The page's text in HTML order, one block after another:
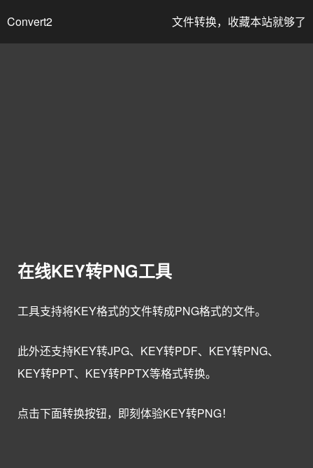
Convert2 文件转换，收藏本站就够了
在线KEY转PNG工具
工具支持将KEY格式的文件转成PNG格式的文件。
此外还支持KEY转JPG、KEY转PDF、KEY转PNG、
KEY转PPT、KEY转PPTX等格式转换。
点击下面转换按钮，即刻体验KEY转PNG！